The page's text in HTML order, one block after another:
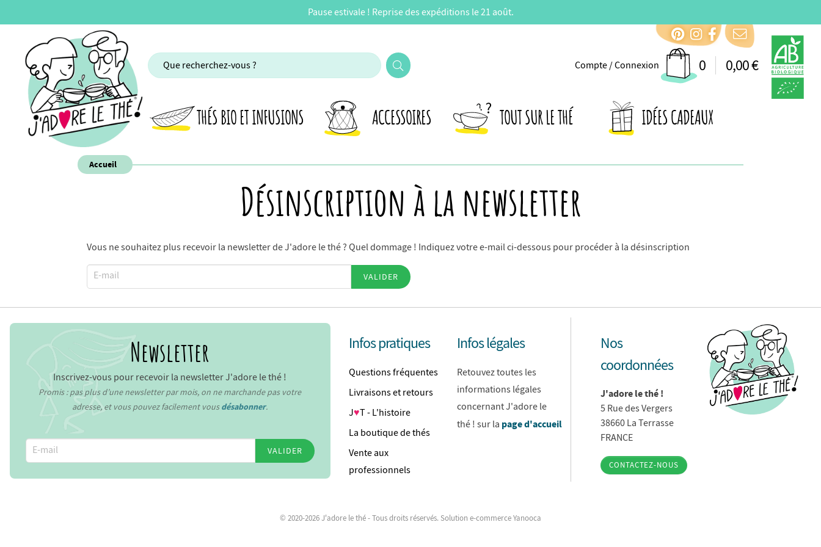
Pause estivale ! Reprise des expéditions le 21 août.
Compte / Connexion 0 0,00 €
THÉS BIO ET INFUSIONS ACCESSOIRES TOUT SUR LE THÉ IDÉES CADEAUX
Accueil
Désinscription à la newsletter
Vous ne souhaitez plus recevoir la newsletter de J'adore le thé ? Quel dommage ! Indiquez votre e-mail ci-dessous pour procéder à la désinscription
VALIDER
Newsletter
Inscrivez-vous pour recevoir la newsletter J'adore le thé !
Promis : pas plus d’une newsletter par mois, on ne marchande pas votre
adresse, et vous pouvez facilement vousdésabonner.
VALIDER
Infos pratiques
Questions fréquentes
Livraisons et retours
J♥T - L'histoire
La boutique de thés
Vente aux
professionnels
Infos légales
Retouvez toutes les
informations légales
concernant J'adore le
thé ! sur la page d'accueil
Nos
coordonnées
J'adore le thé !
5 Rue des Vergers
38660 La Terrasse
FRANCE
CONTACTEZ-NOUS
© 2020-2026 J'adore le thé - Tous droits réservés. Solution e-commerce Yanooca